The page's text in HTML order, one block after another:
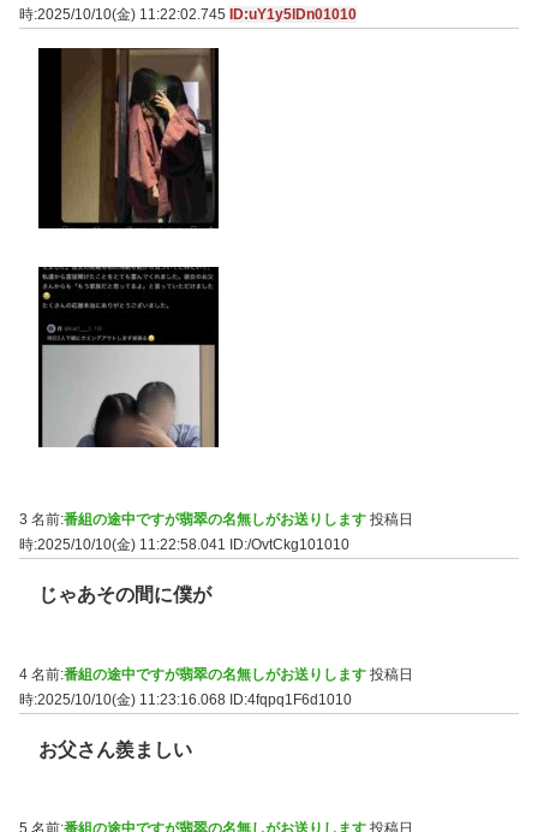
時:2025/10/10(金) 11:22:02.745
ID:uY1y5lDn01010
3 名前:番組の途中ですが翡翠の名無しがお送りします 投稿日
時:2025/10/10(金) 11:22:58.041
ID:/OvtCkg101010
じゃあその間に僕が
4 名前:番組の途中ですが翡翠の名無しがお送りします 投稿日
時:2025/10/10(金) 11:23:16.068 ID:4fqpq1F6d1010
お父さん羨ましい